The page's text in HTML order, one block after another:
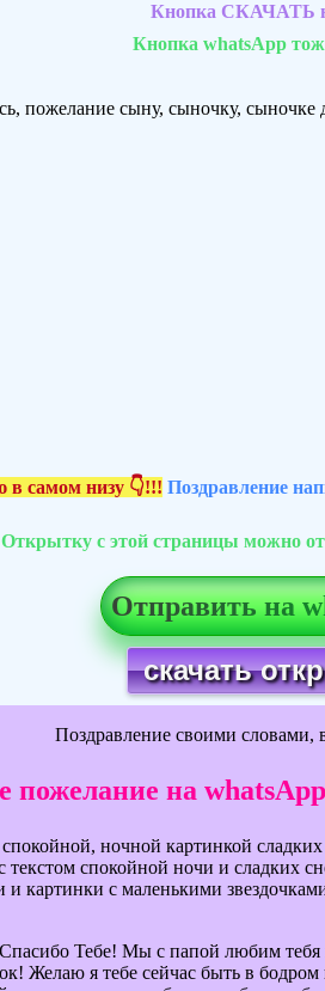
Кнопка СКАЧАТЬ
Кнопка whatsApp
сыну, сыночку, сыночке
самом низу 👇!!! Поздравление
Открытку с этой страницы можно
Отправить на
скачать
Поздравление своими словами,
пожелание на
ночной картинкой
спокойной ночи и сладких
картинки с маленькими
Тебе! Мы с папой любим
Желаю я тебе сейчас быть в